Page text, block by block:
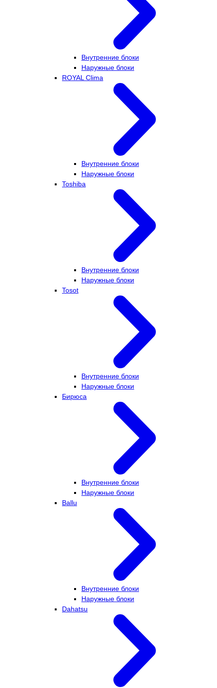
Внутренние блоки
Наружные блоки
ROYAL Clima
Внутренние блоки
Наружные блоки
Toshiba
Внутренние блоки
Наружные блоки
Tosot
Внутренние блоки
Наружные блоки
Бирюса
Внутренние блоки
Наружные блоки
Ballu
Внутренние блоки
Наружные блоки
Dahatsu